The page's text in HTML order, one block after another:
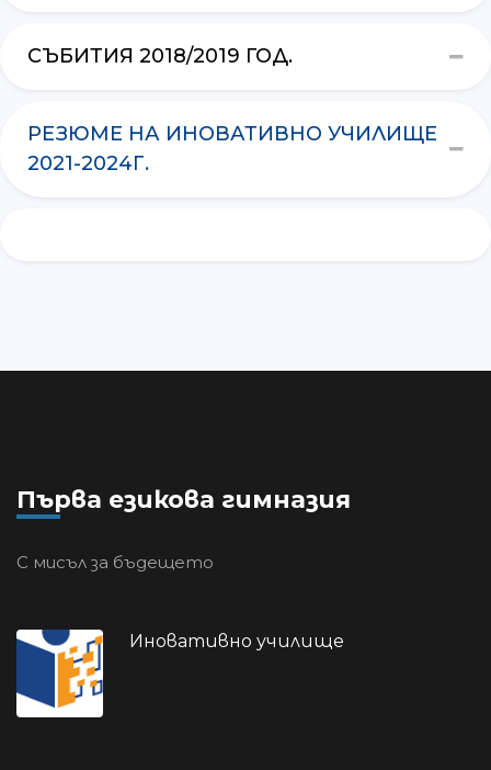
СЪБИТИЯ 2018/2019 ГОД.
РЕЗЮМЕ НА ИНОВАТИВНО УЧИЛИЩЕ
2021-2024Г.
Първа езикова гимназия
С мисъл за бъдещето
Иновативно училище